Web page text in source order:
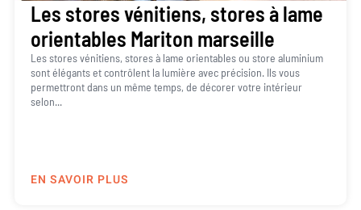
Les stores vénitiens, stores à lame
orientables Mariton marseille
Les stores vénitiens, stores à lame orientables ou store aluminium
sont élégants et contrôlent la lumière avec précision. Ils vous
permettront dans un même temps, de décorer votre intérieur
selon...
EN SAVOIR PLUS